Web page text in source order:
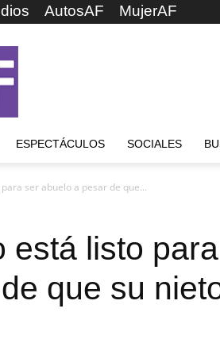
AutosAF MujerAF
ESPECTÁCULOS SOCIALES
ser abuelo a pesar de que...
está listo
que su